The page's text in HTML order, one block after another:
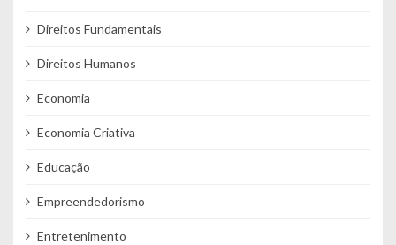
Direitos Fundamentais
Direitos Humanos
Economia
Economia Criativa
Educação
Empreendedorismo
Entretenimento